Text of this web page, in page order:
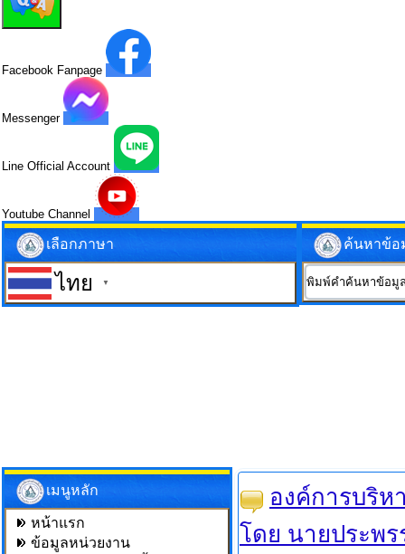
Facebook Fanpage
Messenger
Line Official Account
Youtube Channel
เลือกภาษา
ไทย ▼
ค้นหาข้อ
เมนูหลัก
หน้าแรก
ข้อมูลหน่วยงาน
องค์การบริห
โดย นายประพ